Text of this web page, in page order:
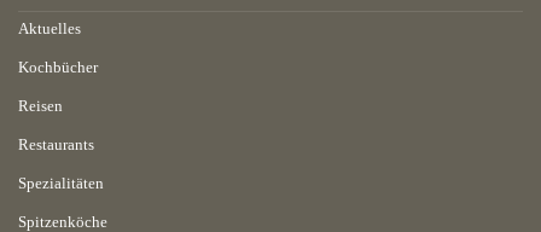
Aktuelles
Kochbücher
Reisen
Restaurants
Spezialitäten
Spitzenköche